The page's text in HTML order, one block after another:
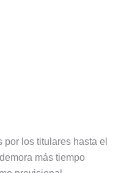
por los titulares hasta el
más tiempo